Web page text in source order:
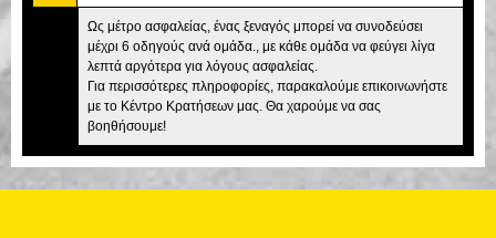
Ως μέτρο ασφαλείας, ένας ξεναγός μπορεί να συνοδεύσει
μέχρι 6 οδηγούς ανά ομάδα., με κάθε ομάδα να φεύγει λίγα
λεπτά αργότερα για λόγους ασφαλείας.
Για περισσότερες πληροφορίες, παρακαλούμε επικοινωνήστε
με το Κέντρο Κρατήσεων μας. Θα χαρούμε να σας
βοηθήσουμε!